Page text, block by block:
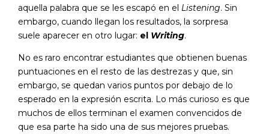
aquella palabra que se les escapó en el Listening. Sin
embargo, cuando llegan los resultados, la sorpresa
suele aparecer en otro lugar: el Writing.
No es raro encontrar estudiantes que obtienen buenas
puntuaciones en el resto de las destrezas y que, sin
embargo, se quedan varios puntos por debajo de lo
esperado en la expresión escrita. Lo más curioso es que
muchos de ellos terminan el examen convencidos de
que esa parte ha sido una de sus mejores pruebas.